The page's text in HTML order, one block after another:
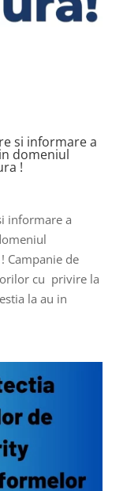
si informare a
domeniul
!
informare a
Campanie de
cu privire la
la au in